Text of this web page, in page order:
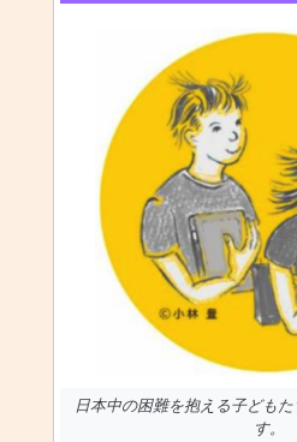
日本中の困難を抱える子ども
す。